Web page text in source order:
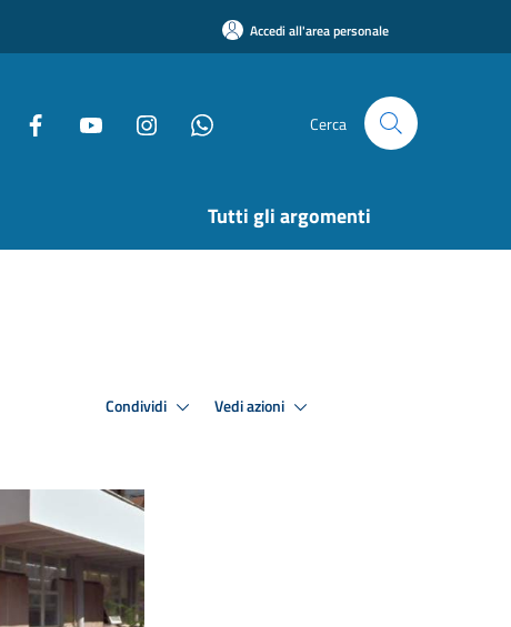
Accedi all'area personale
Cerca
Tutti gli argomenti
Condividi Vedi azioni